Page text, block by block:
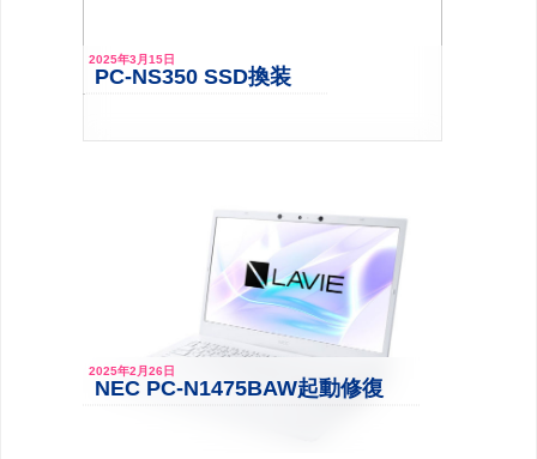
PC-NS350 SSD換装
2025年3月15日
NEC PC-N1475BAW起動修復
2025年2月26日